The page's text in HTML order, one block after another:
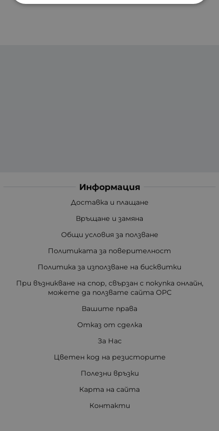
Информация
Доставка и плащане
Връщане и замяна
Общи условия за ползване
Политиката за поверителност
Политика за използване на бисквитки
При възникване на спор, свързан с покупка онлайн,
можете да ползвате сайта ОРС
Вашите права
Отказ от сделка
За Нас
Цветен код на резисторите
Полезни връзки
Карта на сайта
Контакти